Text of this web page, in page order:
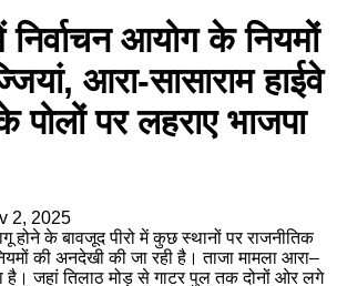
निर्वाचन आयोग के नियमों
आरा-सासाराम हाईवे
पोलों पर लहराए भाजपा
2, 2025
होने के बावजूद पीरो में कुछ स्थानों पर राजनीतिक
की अनदेखी की जा रही है। ताजा मामला आरा–
है। जहां तिलाठ मोड़ से गाटर पुल तक दोनों ओर लगे